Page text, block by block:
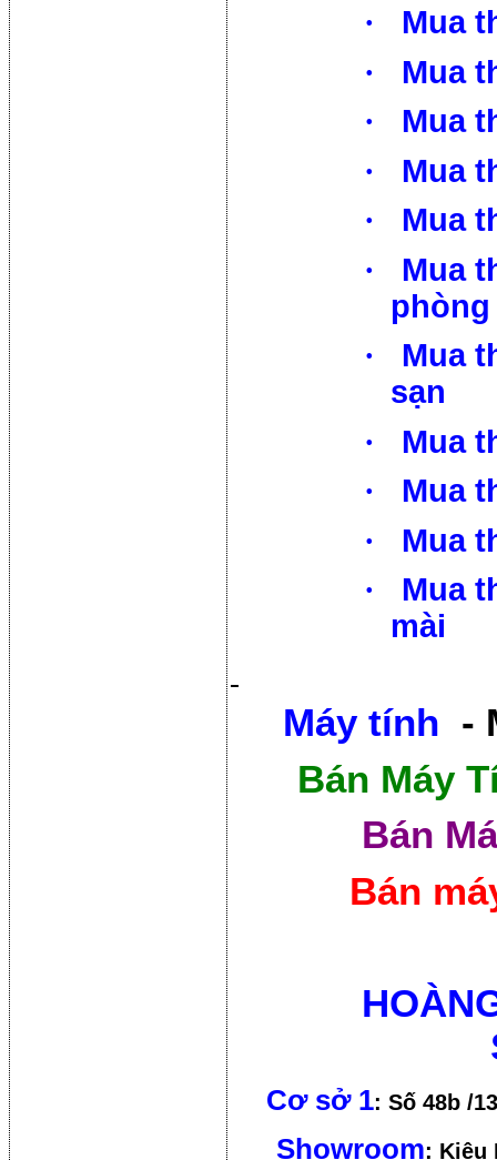
·
Mua
·
Mua
·
Mua
·
Mua
·
Mua
·
Mua
phòng
·
Mua
sạn
·
Mua
·
Mua
·
Mua
·
Mua
mài
Máy tính -
Bán Máy
Bán
Bán
Cơ sở 1: Số 48b /
Showroom: Kiêu